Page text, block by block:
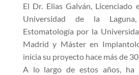
El Dr. Elias Galván, Licenciado
Universidad de la
Estomatología por la
Madrid y Máster en
inicia su proyecto hace más de
A lo largo de estos años, ha